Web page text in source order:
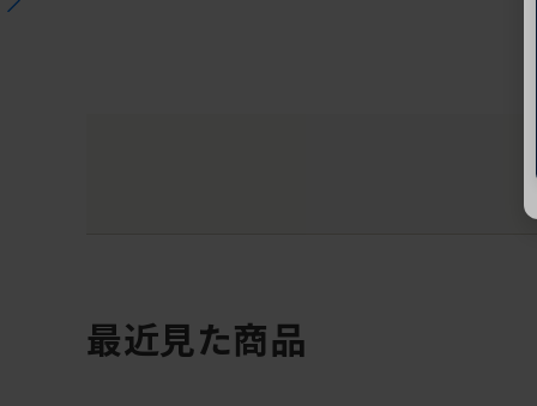
最近見た商品